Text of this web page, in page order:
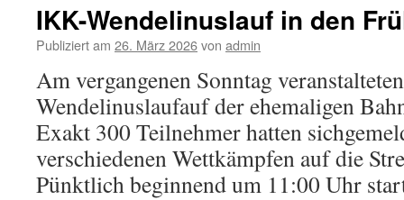
IKK-Wendelinuslauf in den
Publiziert am 26. März 2026von admin
Am vergangenen Sonntag
Wendelinuslaufauf der ehemaligen
Exakt 300 Teilnehmer hatten
verschiedenen Wettkämpfen auf die
Pünktlich beginnend um 11:00 Uhr